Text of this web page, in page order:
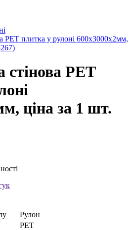
PET плитка у рулоні 600х3000х2мм,
PET
ціна за 1 шт.
Рулон
PET